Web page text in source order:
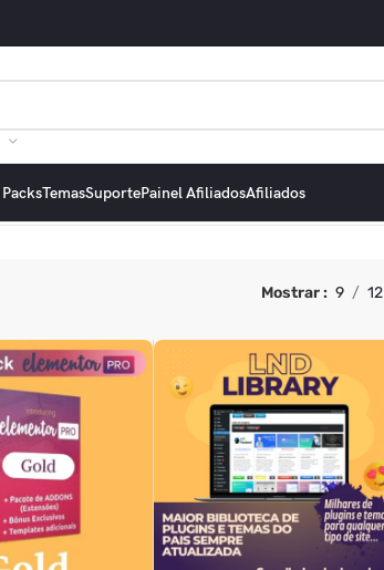
TemasSuportePainel AfiliadosAfiliados
Mostrar 9 12